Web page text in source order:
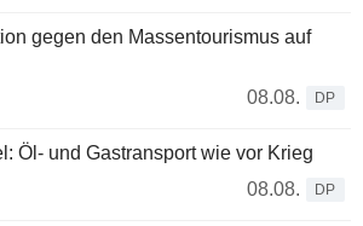
gegen den Massentourismus auf
08.08.
DP
Öl- und Gastransport wie vor Krieg
08.08.
DP